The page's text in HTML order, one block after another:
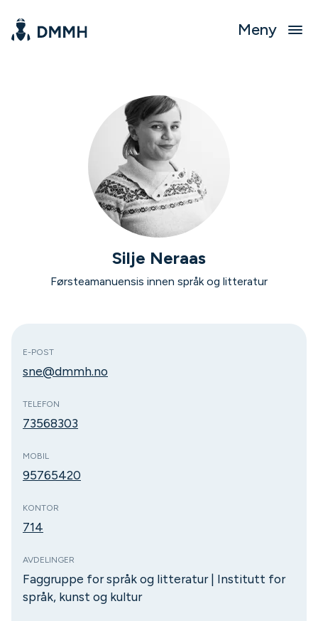
Meny
Silje Neraas
Førsteamanuensis innen språk og litteratur
E-POST
sne@dmmh.no
TELEFON
73568303
MOBIL
95765420
KONTOR
714
AVDELINGER
Faggruppe for språk og litteratur | Institutt for
språk, kunst og kultur